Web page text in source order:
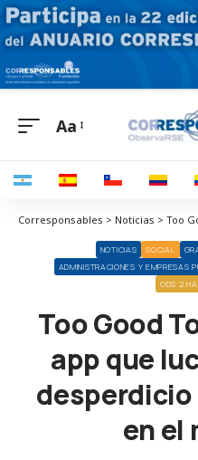
Aa
NOTICIAS SOCIAL
ADMINISTRACIONES Y EMPRESAS
ODS 2
Too Good
app que
en el